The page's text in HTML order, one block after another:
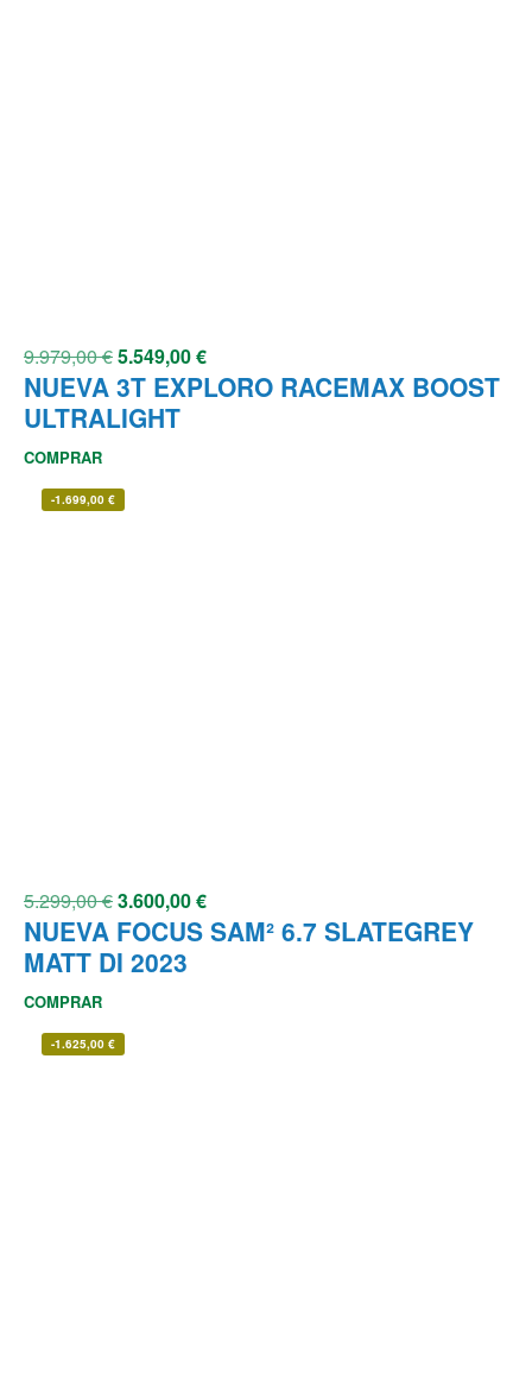
9.979,00€5.549,00€
NUEVA 3T EXPLORO RACEMAX BOOST
ULTRALIGHT
COMPRAR
-1.699,00 €
5.299,00€3.600,00€
NUEVA FOCUS SAM² 6.7 SLATEGREY
MATT DI 2023
COMPRAR
-1.625,00 €